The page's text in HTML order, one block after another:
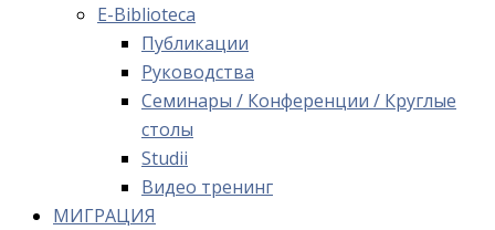
E-Biblioteca
Публикации
Руководства
Семинары / Конференции / Круглые
столы
Studii
Видео тренинг
МИГРАЦИЯ